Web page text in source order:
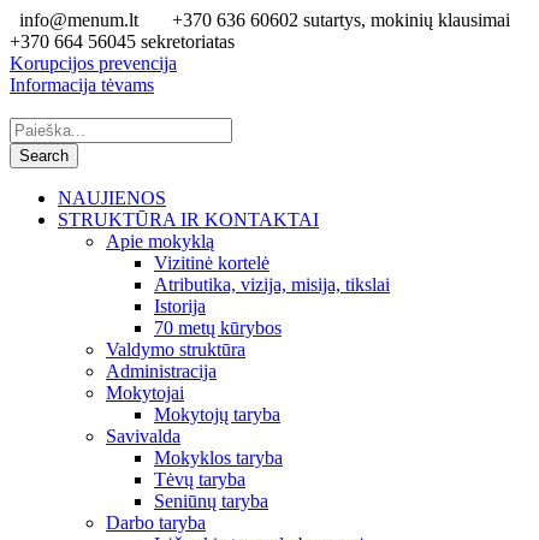
info@menum.lt
+370 636 60602 sutartys, mokinių klausimai
+370 664 56045 sekretoriatas
Korupcijos prevencija
Informacija tėvams
NAUJIENOS
STRUKTŪRA IR KONTAKTAI
Apie mokyklą
Vizitinė kortelė
Atributika, vizija, misija, tikslai
Istorija
70 metų kūrybos
Valdymo struktūra
Administracija
Mokytojai
Mokytojų taryba
Savivalda
Mokyklos taryba
Tėvų taryba
Seniūnų taryba
Darbo taryba